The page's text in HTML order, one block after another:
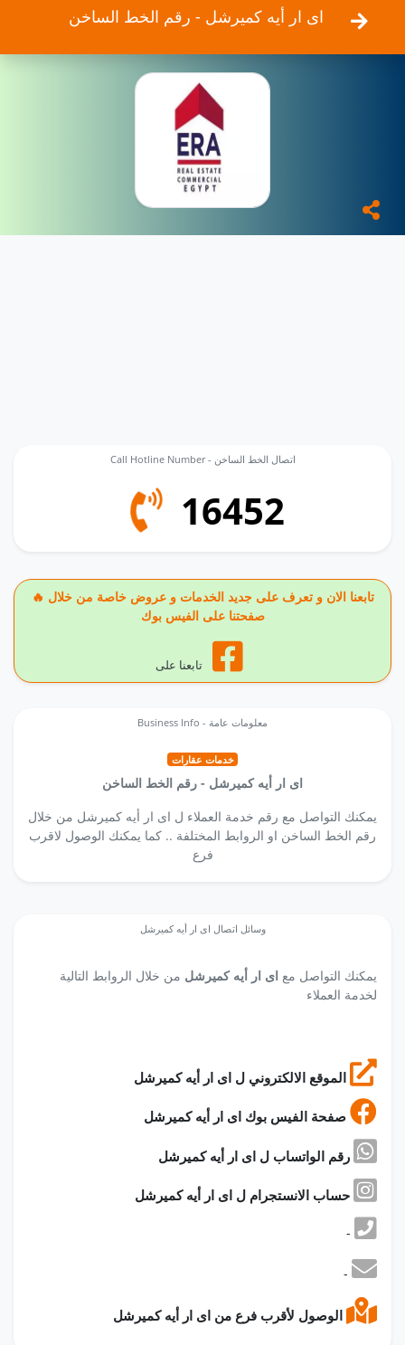
اى ار أيه كميرشل - رقم الخط الساخن
Call Hotline Number - اتصال الخط الساخن
16452
🔥 تابعنا الان و تعرف على جديد الخدمات و عروض خاصة من خلال
صفحتنا على الفيس بوك
تابعنا على
Business Info - معلومات عامة
خدمات عقارات
اى ار أيه كميرشل - رقم الخط الساخن
يمكنك التواصل مع رقم خدمة العملاء ل اى ار أيه كميرشل من خلال
رقم الخط الساخن او الروابط المختلفة .. كما يمكنك الوصول لاقرب
فرع
وسائل اتصال اى ار أيه كميرشل
يمكنك التواصل مع اى ار أيه كميرشل من خلال الروابط التالية
لخدمة العملاء
-
-